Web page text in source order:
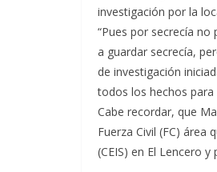
investigación por la
“Pues por secrecía
a guardar secrecía,
de investigación
todos los hechos para
Cabe recordar, que
Fuerza Civil (FC) área
(CEIS) en El Lencero